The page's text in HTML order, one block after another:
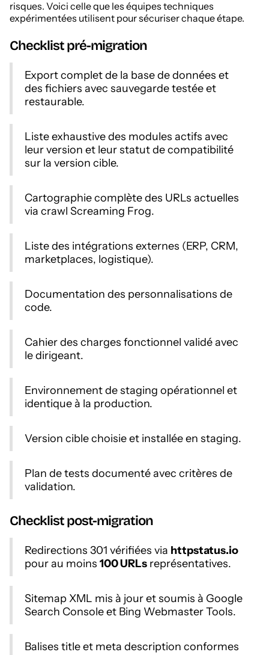
risques. Voici celle que les équipes techniques
expérimentées utilisent pour sécuriser chaque étape.
Checklist pré-migration
Export complet de la base de données et
des fichiers avec sauvegarde testée et
restaurable.
Liste exhaustive des modules actifs avec
leur version et leur statut de compatibilité
sur la version cible.
Cartographie complète des URLs actuelles
via crawl Screaming Frog.
Liste des intégrations externes (ERP, CRM,
marketplaces, logistique).
Documentation des personnalisations de
code.
Cahier des charges fonctionnel validé avec
le dirigeant.
Environnement de staging opérationnel et
identique à la production.
Version cible choisie et installée en staging.
Plan de tests documenté avec critères de
validation.
Checklist post-migration
Redirections 301 vérifiées via httpstatus.io
pour au moins 100 URLs représentatives.
Sitemap XML mis à jour et soumis à Google
Search Console et Bing Webmaster Tools.
Balises title et meta description conformes